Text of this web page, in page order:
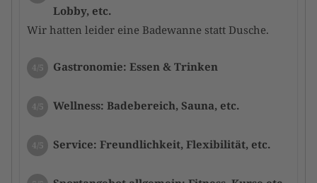
Lobby, etc.
Wir hatten leider eine Badewanne statt Dusche.
4/5 Gastronomie: Essen & Trinken
4/5 Wellness: Badebereich, Sauna, etc.
4/5 Service: Freundlichkeit, Flexibilität, etc.